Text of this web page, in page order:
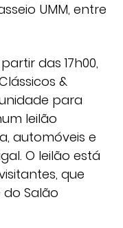
UMM, entre
das 17h00,
&
para
leilão
automóveis e
O leilão está
que
Salão